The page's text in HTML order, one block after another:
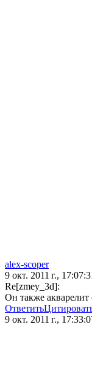
alex-scoper
9 окт. 2011 г.,
Re[zmey_3d]:
Он также
Ответить
9 окт. 2011 г.,